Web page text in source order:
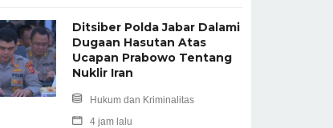
Ditsiber Polda Jabar Dalami
Dugaan Hasutan Atas
Ucapan Prabowo Tentang
Nuklir Iran
Hukum dan Kriminalitas
4 jam lalu